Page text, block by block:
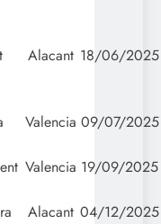
Alacant 18/06/2025
Valencia 09/07/2025
Valencia 19/09/2025
Alacant 04/12/2025